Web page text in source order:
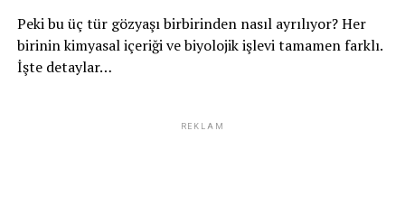
Peki bu üç tür gözyaşı birbirinden nasıl ayrılıyor? Her
birinin kimyasal içeriği ve biyolojik işlevi tamamen farklı.
İşte detaylar…
REKLAM